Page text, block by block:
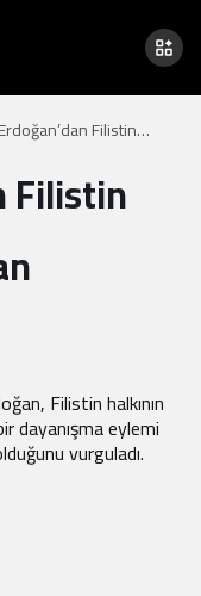
Filistin
Filistin
Filistin halkının
dayanışma eylemi
vurguladı.